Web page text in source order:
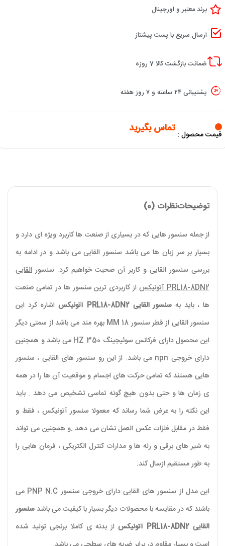
برند معتبر و اورجینال
ارسال سریع با پست پیشتاز
ضمانت بازگشت کالا 7 روزه
پشتیبانی ۲۴ ساعته و ۷ روز هفته
قیمت محصول : تماس بگیرید
توضیحاتنظرات (0)
از جمله سنسور هایی که در بسیاری از صنعت ها کاربرد ویژه ای دارد و
بسیار بر سر زبان ها می باشد سنسور القایی می باشد و در ادامه به
بررسی سنسور القایی و کاربر آن صحبت خواهیم کرد. سنسور القایی
PRL18-8DN2آتونیکساز کاربردی ترین سنسور ها در تمامی صنعت
ها ، باید به سنسور القایی PRL18-8DN2 آتونیکساشاره کرد این
سنسور القایی از قطر سنسور 18 MM بهره مند می باشد از سمتی دیگر
این محصول دارای فرکانس سوئیچینگ 350 HZ می باشد و همچنین
دارای خروجی npn می باشد. از این رو سنسور های القایی ، سنسور
هایی هستند که تمامی حرکت های اجسام و موقعیت آن ها را در همه
ی زمان ها و حتی بدون هیچ گونه تماسی تشخیص می دهد . باید
این نکته را به عرض شما رساند که معمولا سنسور آتونیکس ، فقط و
فقط در مقابل فلزات عکس العمل نشان می دهد .و همچنین می تواند
به شیر های برقی و رله ها و مدارات کنترل الکتریکی ، فرمان هایی را
به طور مستقیم ازسال کند.
این مدل از سنسور های القایی دارای خروجی سنسور PNP N.C می
باشند که در مقایسه با محصولات دیگر بسیار با کیفیت می باشدسنسور
القایی PRL18-8DN2 آتونیکس
از بدنه ی کاملا برنجی تولید شده